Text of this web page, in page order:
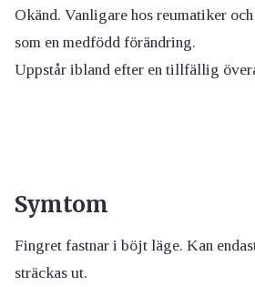
Okänd. Vanligare hos reumatiker
som en medfödd förändring.
Uppstår ibland efter en tillfällig
Symtom
Fingret fastnar i böjt läge. Kan
sträckas ut.